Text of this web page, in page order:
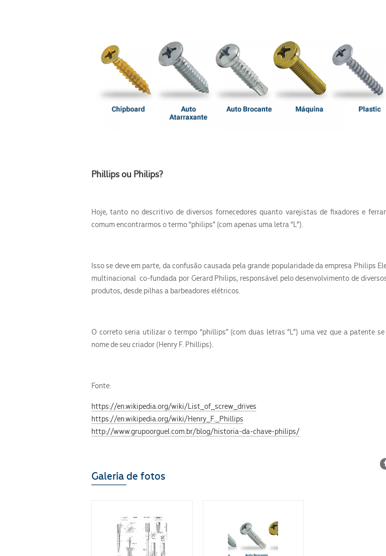
Phillips ou Philips?
Hoje, tanto no descritivo de diversos fornecedores quanto varejistas de fixadores e
comum encontrarmos o termo “philips” (com apenas uma letra “L”).
Isso se deve em parte, da confusão causada pela grande popularidade da empresa Philips
multinacional co-fundada por Gerard Philips, responsável pelo desenvolvimento de
produtos, desde pilhas a barbeadores elétricos.
O correto seria utilizar o termpo “phillips” (com duas letras “L”) uma vez que a patente
nome de seu criador (Henry F. Phillips).
Fonte:
https://en.wikipedia.org/wiki/List_of_screw_drives
https://en.wikipedia.org/wiki/Henry_F._Phillips
http://www.grupoorguel.com.br/blog/historia-da-chave-philips/
Galeria de fotos